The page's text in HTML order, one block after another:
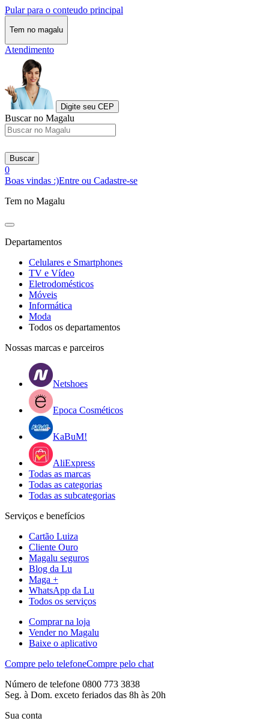
Pular para o conteudo principal
Tem no magalu
Atendimento
Digite seu CEP
Buscar no Magalu
Buscar
0
Boas vindas :)Entre ou Cadastre-se
Tem no Magalu
Departamentos
Celulares e Smartphones
TV e Vídeo
Eletrodomésticos
Móveis
Informática
Moda
Todos os departamentos
Nossas marcas e parceiros
Netshoes
Epoca Cosméticos
KaBuM!
AliExpress
Todas as marcas
Todas as categorias
Todas as subcategorias
Serviços e benefícios
Cartão Luiza
Cliente Ouro
Magalu seguros
Blog da Lu
Maga +
WhatsApp da Lu
Todos os serviços
Comprar na loja
Vender no Magalu
Baixe o aplicativo
Compre pelo telefoneCompre pelo chat
Número de telefone 0800 773 3838
Seg. à Dom. exceto feriados das 8h às 20h
Sua conta